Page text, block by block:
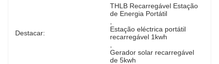
Destacar:
THLB Recarregável Estação
de Energia Portátil
Estação eléctrica portátil
recarregável 1kwh
Gerador solar recarregável
de 5kwh